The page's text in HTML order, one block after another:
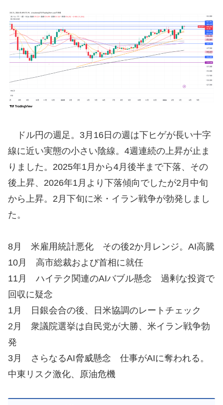
ドル円の週足。3月16日の週は下ヒゲが長い十字
線に近い実態の小さい陰線。4週連続の上昇が止ま
りました。2025年1月から4月後半まで下落、その
後上昇、2026年1月より下落傾向でしたが2月中旬
から上昇。2月下旬に米・イラン戦争が勃発しまし
た。
8月 米雇用統計悪化 その後2か月レンジ。AI高騰
10月 高市総裁および首相に就任
11月 ハイテク関連のAIバブル懸念 過剰な投資で
回収に疑念
1月 日銀会合の後、日米協調のレートチェック
2月 衆議院選挙は自民党が大勝、米イラン戦争勃
発
3月 さらなるAI脅威懸念 仕事がAIに奪われる。
中東リスク激化、原油危機